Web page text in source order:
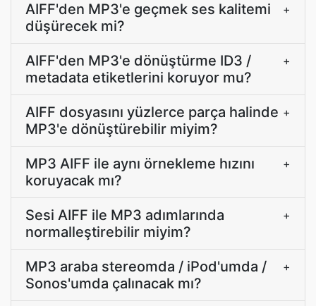
AIFF'den MP3'e geçmek ses kalitemi
düşürecek mi?
+
AIFF'den MP3'e dönüştürme ID3 /
metadata etiketlerini koruyor mu?
+
AIFF dosyasını yüzlerce parça halinde
MP3'e dönüştürebilir miyim?
+
MP3 AIFF ile aynı örnekleme hızını
koruyacak mı?
+
Sesi AIFF ile MP3 adımlarında
normalleştirebilir miyim?
+
MP3 araba stereomda / iPod'umda /
Sonos'umda çalınacak mı?
+